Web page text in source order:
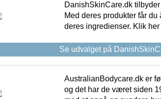
DanishSkinCare.dk
Med deres produkter får
deres ingredienser. Klik
Se udvalget på
AustralianBodycare.dk er
og det har de været siden